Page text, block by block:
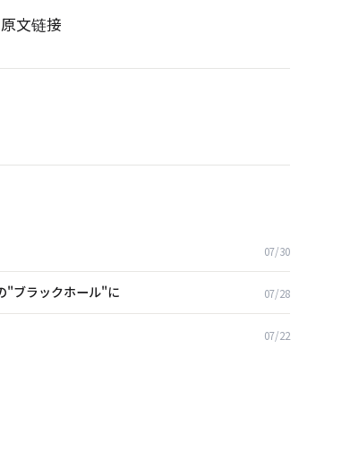
文链接
07/30
"ブラックホール"に 07/28
07/22